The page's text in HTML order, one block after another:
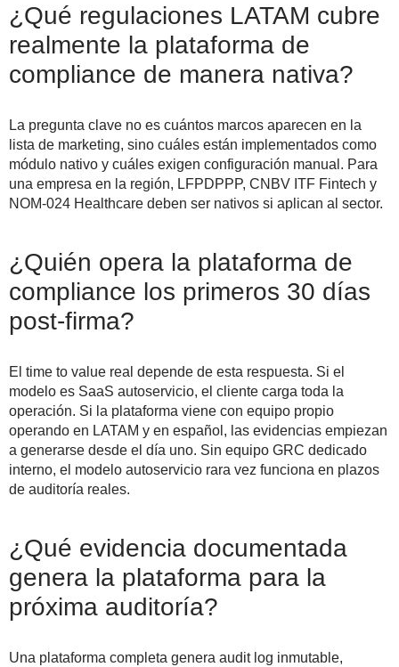
¿Qué regulaciones LATAM cubre
realmente la plataforma de
compliance de manera nativa?
La pregunta clave no es cuántos marcos aparecen en la
lista de marketing, sino cuáles están implementados como
módulo nativo y cuáles exigen configuración manual. Para
una empresa en la región, LFPDPPP, CNBV ITF Fintech y
NOM-024 Healthcare deben ser nativos si aplican al sector.
¿Quién opera la plataforma de
compliance los primeros 30 días
post-firma?
El time to value real depende de esta respuesta. Si el
modelo es SaaS autoservicio, el cliente carga toda la
operación. Si la plataforma viene con equipo propio
operando en LATAM y en español, las evidencias empiezan
a generarse desde el día uno. Sin equipo GRC dedicado
interno, el modelo autoservicio rara vez funciona en plazos
de auditoría reales.
¿Qué evidencia documentada
genera la plataforma para la
próxima auditoría?
Una plataforma completa genera audit log inmutable,